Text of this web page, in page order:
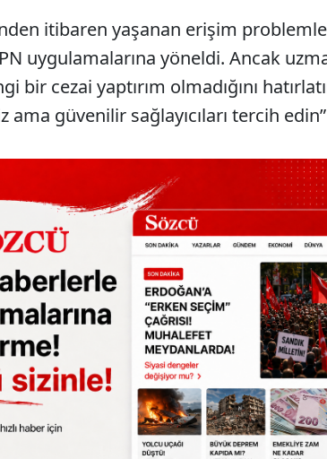
itibaren yaşanan erişim
uygulamalarına yöneldi. Ancak
bir cezai yaptırım olmadığını
güvenilir sağlayıcıları tercih edin”